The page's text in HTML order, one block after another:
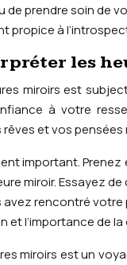
prendre soin de
propice à
les
miroirs est
à votre
et vos
important.
miroir. Essayez
avez rencontré
et l’importance de
miroirs est un